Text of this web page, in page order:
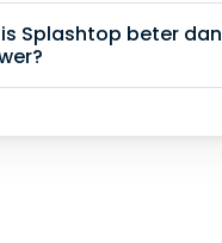
Splashtop beter dan